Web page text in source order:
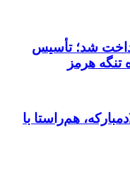
شد؛ تأسیس
هرمز
هم‌راستا با